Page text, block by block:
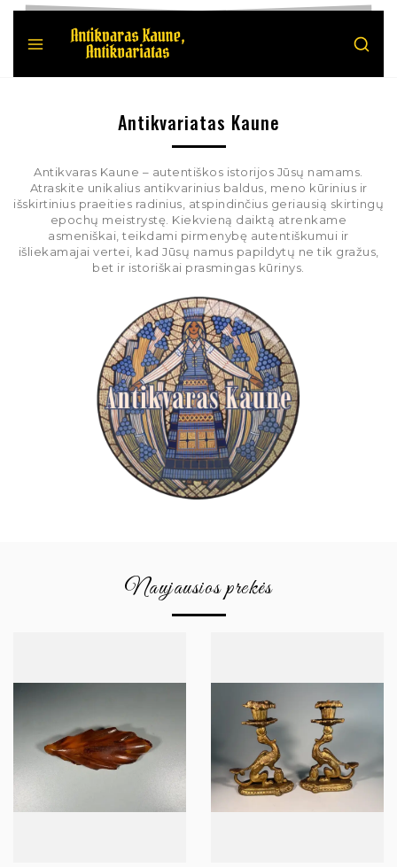
Antikvariatas Kaune
Antikvaras Kaune – autentiškos istorijos Jūsų namams.
Atraskite unikalius antikvarinius baldus, meno kūrinius ir
išskirtinius praeities radinius, atspindinčius geriausią skirtingų
epochų meistrystę. Kiekvieną daiktą atrenkame
asmeniškai, teikdami pirmenybę autentiškumui ir
išliekamajai vertei, kad Jūsų namus papildytų ne tik gražus,
bet ir istoriškai prasmingas kūrinys.
Naujausios prekės